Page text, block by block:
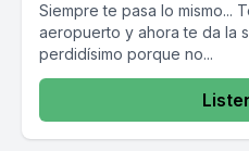
Siempre te pasa lo mismo...
aeropuerto y ahora te da la
perdidísimo porque no...